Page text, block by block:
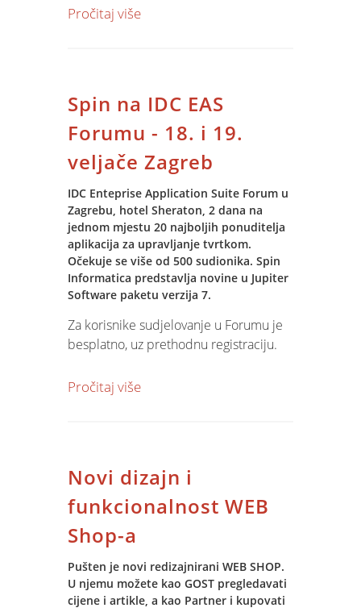
Projekt je obuhvatio izgradnju IT
Za IREKS AROMU razvijen je model
SLIJEDIVOSTI i kontrole kvalitete u
procesima skladišta, proizvodnje i
povezivanje s automatiziranim regalnim
skladištem.
Pročitaj više
Spin na IDC EAS
Forumu - 18. i 19.
veljače Zagreb
IDC Enteprise Application Suite Forum u
Zagrebu, hotel Sheraton, 2 dana na
jednom mjestu 20 najboljih ponuditelja
aplikacija za upravljanje tvrtkom.
Očekuje se više od 500 sudionika. Spin
Informatica predstavlja novine u Jupiter
Software paketu verzija 7.
Za korisnike sudjelovanje u Forumu je
besplatno, uz prethodnu registraciju.
Prijave i daljne informacije možete
Pročitaj više
Novi dizajn i
funkcionalnost WEB
Shop-a
Pušten je novi redizajnirani WEB SHOP.
U njemu možete kao GOST pregledavati
cijene i artikle, a kao Partner i kupovati